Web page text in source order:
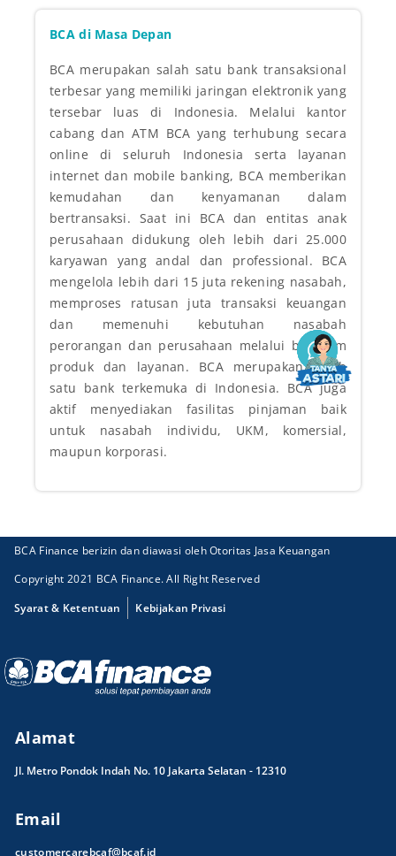
BCA di Masa Depan
BCA merupakan salah satu bank transaksional
terbesar yang memiliki jaringan elektronik yang
tersebar luas di Indonesia. Melalui kantor
cabang dan ATM BCA yang terhubung secara
online di seluruh Indonesia serta layanan
internet dan mobile banking, BCA memberikan
kemudahan dan kenyamanan dalam
bertransaksi. Saat ini BCA dan entitas anak
perusahaan didukung oleh lebih dari 25.000
karyawan yang andal dan professional. BCA
mengelola lebih dari 15 juta rekening nasabah,
memproses ratusan juta transaksi keuangan
dan memenuhi kebutuhan nasabah
perorangan dan perusahaan melalui beragam
produk dan layanan. BCA merupakan salah
satu bank terkemuka di Indonesia. BCA juga
aktif menyediakan fasilitas pinjaman baik
untuk nasabah individu, UKM, komersial,
maupun korporasi.
BCA Finance berizin dan diawasi oleh Otoritas Jasa Keuangan
Copyright 2021 BCA Finance. All Right Reserved
Syarat & Ketentuan
Kebijakan Privasi
Alamat
Jl. Metro Pondok Indah No. 10 Jakarta Selatan - 12310
Email
customercarebcaf@bcaf.id